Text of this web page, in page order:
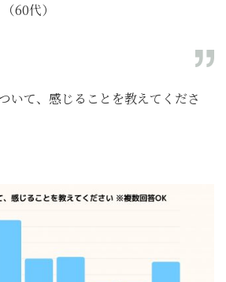
60代）
いて、感じることを教えてくださ